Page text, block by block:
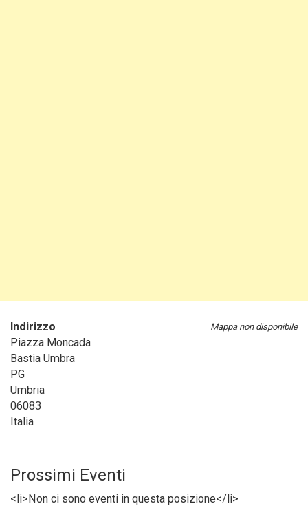
Mappa non disponibile
Indirizzo
Piazza Moncada
Bastia Umbra
PG
Umbria
06083
Italia
Prossimi Eventi
<li>Non ci sono eventi in questa posizione</li>